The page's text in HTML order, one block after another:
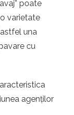
poate
varietate
una
cu
agenților